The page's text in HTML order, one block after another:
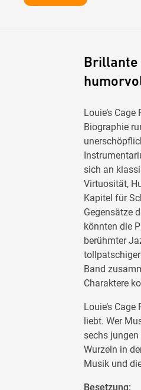
Brillante
Louie’s
Biographie
sich an
Virtuosität,
Kapitel für
Gegensätze
könnten die
berühmter
Band
Charaktere
Louie’s
liebt. Wer
sechs
Wurzeln in
Musik und
Besetzung: